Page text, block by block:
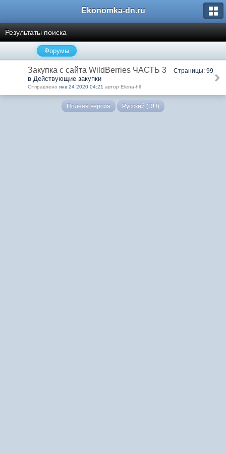
Ekonomka-dn.ru
Результаты поиска
Форумы
Закупка с сайта WildBerries ЧАСТЬ 3 Страницы: 99
в Действующие закупки
Отправлено янв 24 2020 04:21 автор Elena-hll
Полная версия Русский (RU)